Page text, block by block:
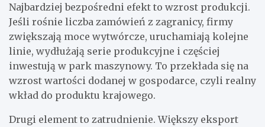
Najbardziej bezpośredni efekt to wzrost produkcji.
Jeśli rośnie liczba zamówień z zagranicy, firmy
zwiększają moce wytwórcze, uruchamiają kolejne
linie, wydłużają serie produkcyjne i częściej
inwestują w park maszynowy. To przekłada się na
wzrost wartości dodanej w gospodarce, czyli realny
wkład do produktu krajowego.
Drugi element to zatrudnienie. Większy eksport